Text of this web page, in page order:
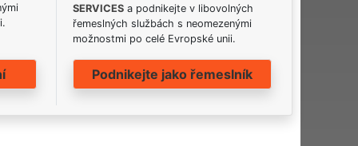
SERVICES a podnikejte v libovolných
řemeslných službách s neomezenými
možnostmi po celé Evropské unii.
Podnikejte jako řemeslník